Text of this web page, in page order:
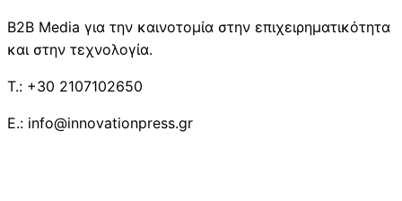
B2B Media για την καινοτομία στην επιχειρηματικότητα
και στην τεχνολογία.
T.: +30 2107102650
E.: info@innovationpress.gr